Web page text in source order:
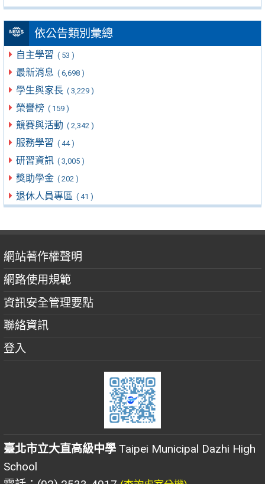
依公告類別彙總
自主學習 ( 53 )
最新消息 ( 6,698 )
學生與家長 ( 3,229 )
榮譽榜 ( 159 )
競賽與活動 ( 2,342 )
服務學習 ( 44 )
研習資訊 ( 3,005 )
獎助學金 ( 202 )
退休人員專區 ( 41 )
網站著作權聲明
網路使用規範
資訊安全管理要點
聯絡資訊
登入
臺北市立大直高級中學 Taipei Municipal Dazhi High
School